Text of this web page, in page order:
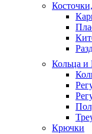
Кольца и
Крючки